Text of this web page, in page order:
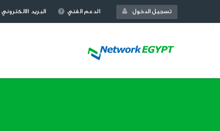
تسجيل الدخول البريد الالكتروني الدعم الفني